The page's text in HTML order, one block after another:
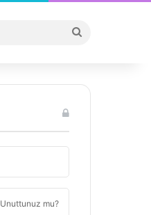
...
Unuttunuz mu?